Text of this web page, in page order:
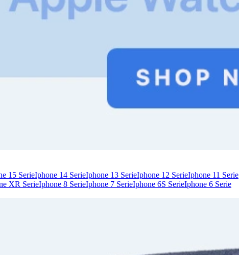
15 SerieIphone 14 SerieIphone 13 SerieIphone 12 SerieIphone 11 Serie
XR SerieIphone 8 SerieIphone 7 SerieIphone 6S SerieIphone 6 Serie